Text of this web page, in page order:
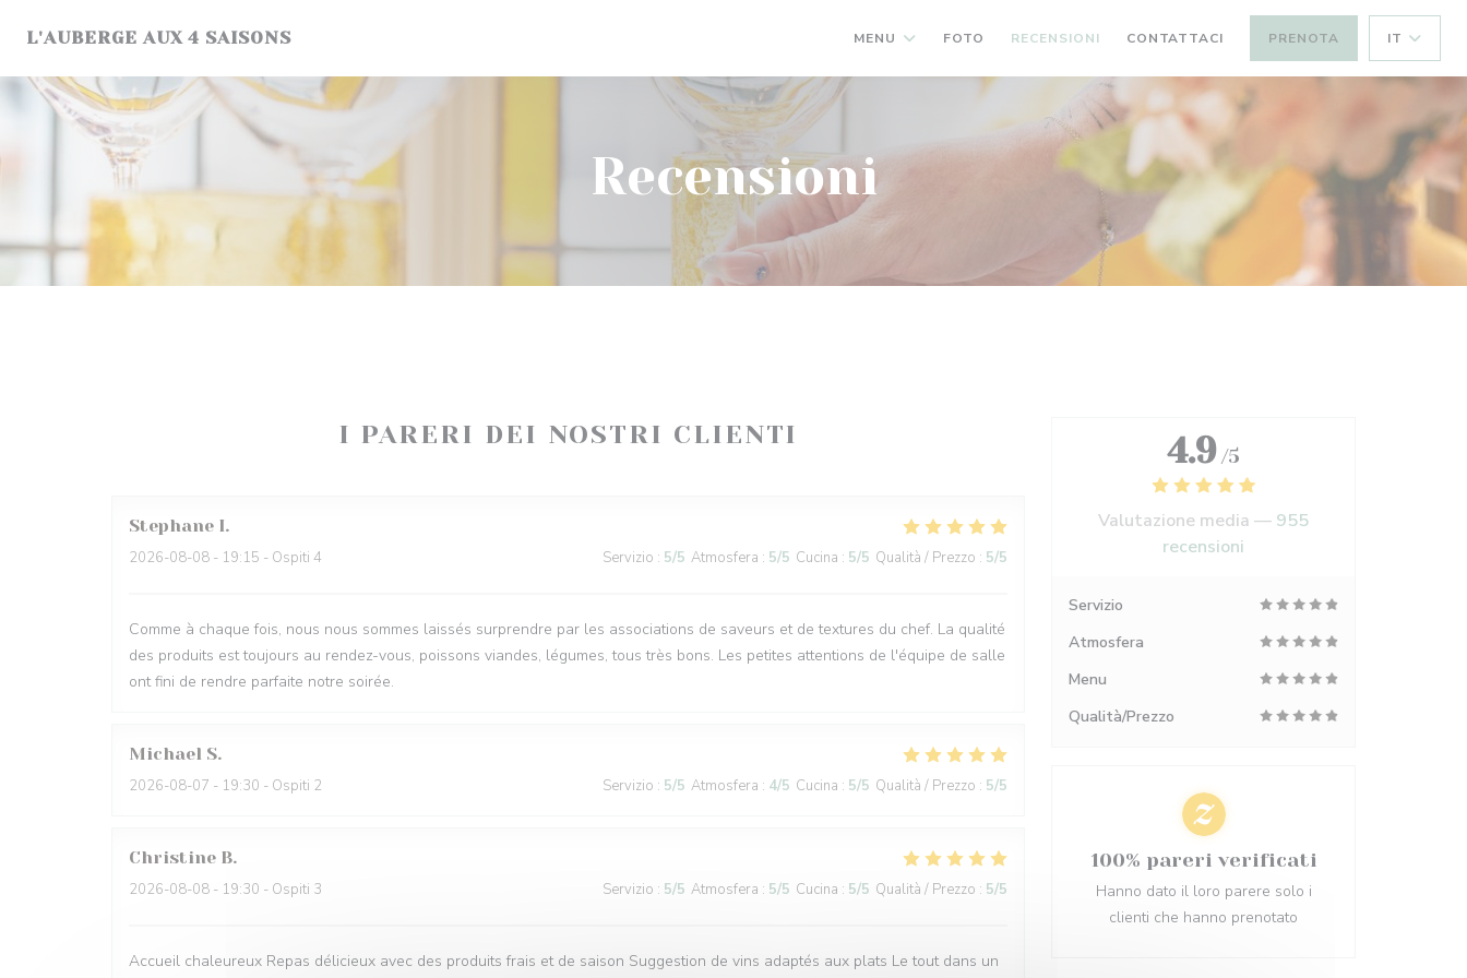
L'AUBERGE AUX 4 SAISONS MENU FOTO RECENSIONI CONTATTACI PRENOTA IT
Recensioni
I PARERI DEI NOSTRI CLIENTI
Stephane I
2026-08-08 - 19:15 - Ospiti 4 Servizio : 5/5 Atmosfera : 5/5 Cucina : 5/5 Qualità / Prezzo : 5/5
Comme à chaque fois, nous nous sommes laissés surprendre par les associations de saveurs et de textures du chef. La qualité
des produits est toujours au rendez-vous, poissons viandes, légumes, tous très bons. Les petites attentions de l'équipe de salle
ont fini de rendre parfaite notre soirée.
Michael S
2026-08-07 - 19:30 - Ospiti 2 Servizio : 5/5 Atmosfera : 4/5 Cucina : 5/5 Qualità / Prezzo : 5/5
Christine B
2026-08-08 - 19:30 - Ospiti 3 Servizio : 5/5 Atmosfera : 5/5 Cucina : 5/5 Qualità / Prezzo : 5/5
Accueil chaleureux Repas délicieux avec des produits frais et de saison Suggestion de vins adaptés aux plats Le tout dans un
4.9 /5
Valutazione media — 955
recensioni
Servizio
Atmosfera
Menu
Qualità/Prezzo
100% pareri verificati
Hanno dato il loro parere solo i
clienti che hanno prenotato